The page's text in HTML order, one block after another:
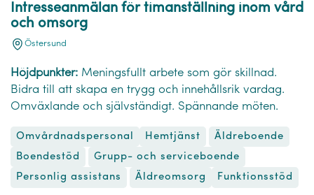
Intresseanmälan för timanställning inom vård
och omsorg
Östersund
Höjdpunkter: Meningsfullt arbete som gör skillnad.
Bidra till att skapa en trygg och innehållsrik vardag.
Omväxlande och självständigt. Spännande möten.
Omvårdnadspersonal Hemtjänst
Äldreboende
Boendestöd
Grupp- och serviceboende
Personlig assistans
Äldreomsorg Funktionsstöd